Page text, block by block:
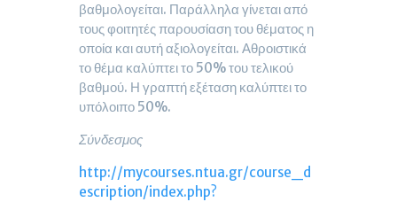
βαθμολογείται. Παράλληλα γίνεται από
τους φοιτητές παρουσίαση του θέματος η
οποία και αυτή αξιολογείται. Αθροιστικά
το θέμα καλύπτει το 50% του τελικού
βαθμού. Η γραπτή εξέταση καλύπτει το
υπόλοιπο 50%.
Σύνδεσμος
http://mycourses.ntua.gr/course_d
escription/index.php?